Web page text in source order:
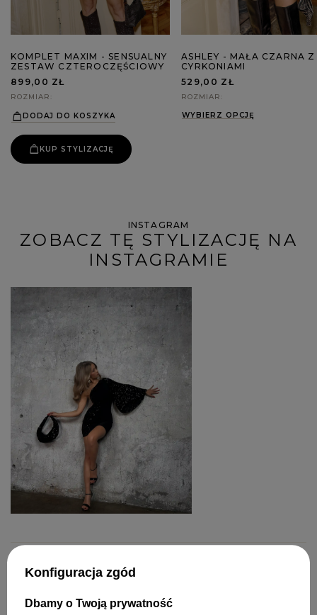
KOMPLET MAXIM - SENSUALNY
ZESTAW CZTEROCZĘŚCIOWY
899,00 ZŁ
ROZMIAR
DODAJ DO KOSZYKA
ASHLEY - MAŁA CZARNA Z
CYRKONIAMI
529,00 ZŁ
ROZMIAR
WYBIERZ OPCJĘ
KUP STYLIZACJĘ
INSTAGRAM
ZOBACZ TĘ STYLIZACJĘ NA
INSTAGRAMIE
ZOSTAW SWOJĄ OPINIĘ
Z INNYMI
Konfiguracja zgód
Dbamy o Twoją prywatność